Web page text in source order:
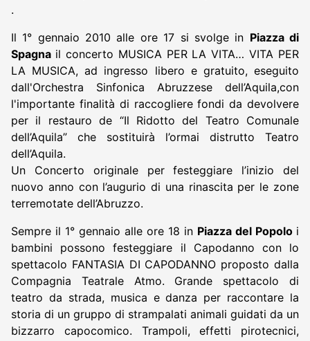
.
Il 1° gennaio 2010 alle ore 17 si svolge in Piazza di
Spagna il concerto MUSICA PER LA VITA… VITA PER
LA MUSICA, ad ingresso libero e gratuito, eseguito
dall'Orchestra Sinfonica Abruzzese dell’Aquila,con
l'importante finalità di raccogliere fondi da devolvere
per il restauro de “Il Ridotto del Teatro Comunale
dell’Aquila” che sostituirà l’ormai distrutto Teatro
dell’Aquila.
Un Concerto originale per festeggiare l’inizio del
nuovo anno con l’augurio di una rinascita per le zone
terremotate dell’Abruzzo.
Sempre il 1° gennaio alle ore 18 in Piazza del Popolo i
bambini possono festeggiare il Capodanno con lo
spettacolo FANTASIA DI CAPODANNO proposto dalla
Compagnia Teatrale Atmo. Grande spettacolo di
teatro da strada, musica e danza per raccontare la
storia di un gruppo di strampalati animali guidati da un
bizzarro capocomico. Trampoli, effetti pirotecnici,